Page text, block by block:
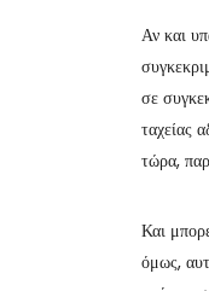
Αν και
σε
ταχείας
τώρα,
Και
όμως,